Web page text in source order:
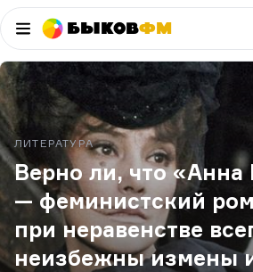
БыковФМ
ЛИТЕРАТУРА
Верно ли, что «Анна
— феминистский
при неравенстве
неизбежны измены